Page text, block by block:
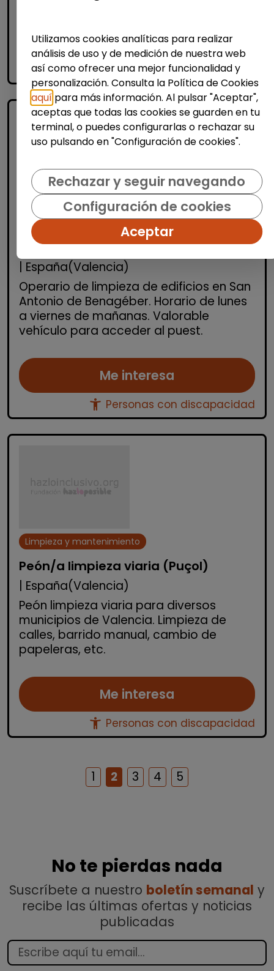
Me interesa
accessibility_newPersonas con discapacidad
Limpieza y mantenimiento
Limpiador/a (san antonio de
benagéber)
| España(Valencia)
Operario de limpieza de edificios en San
Antonio de Benagéber. Horario de lunes
a viernes de mañanas. Valorable
vehículo para acceder al puest.
Me interesa
accessibility_new Personas con discapacidad
Limpieza y mantenimiento
Peón/a limpieza viaria (Puçol)
| España(Valencia)
Peón limpieza viaria para diversos
municipios de Valencia. Limpieza de
calles, barrido manual, cambio de
papeleras, etc.
Me interesa
accessibility_new Personas con discapacidad
1 2 3 4 5
No te pierdas nada
Suscríbete a nuestro boletín semanal y
recibe las últimas ofertas y noticias
publicadas
Utilizamos cookies analíticas para realizar
análisis de uso y de medición de nuestra web
así como ofrecer una mejor funcionalidad y
personalización. Consulta la Política de Cookies
aquí para más información. Al pulsar "Aceptar",
aceptas que todas las cookies se guarden en tu
terminal, o puedes configurarlas o rechazar su
uso pulsando en "Configuración de cookies".
Rechazar y seguir navegando
Configuración de cookies
Aceptar